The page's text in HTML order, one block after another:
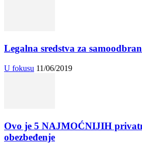
Legalna sredstva za
U fokusu 11/06/2019
Ovo je 5 NAJMOĆNIJIH
obezbeđenje